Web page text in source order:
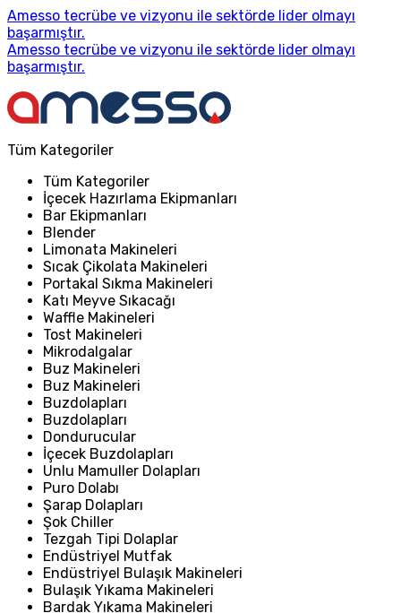
Amesso tecrübe ve vizyonu ile sektörde lider olmayı
başarmıştır.
Amesso tecrübe ve vizyonu ile sektörde lider olmayı
başarmıştır.
Tüm Kategoriler
Tüm Kategoriler
İçecek Hazırlama Ekipmanları
Bar Ekipmanları
Blender
Limonata Makineleri
Sıcak Çikolata Makineleri
Portakal Sıkma Makineleri
Katı Meyve Sıkacağı
Waffle Makineleri
Tost Makineleri
Mikrodalgalar
Buz Makineleri
Buz Makineleri
Buzdolapları
Buzdolapları
Dondurucular
İçecek Buzdolapları
Unlu Mamuller Dolapları
Puro Dolabı
Şarap Dolapları
Şok Chiller
Tezgah Tipi Dolaplar
Endüstriyel Mutfak
Endüstriyel Bulaşık Makineleri
Bulaşık Yıkama Makineleri
Bardak Yıkama Makineleri